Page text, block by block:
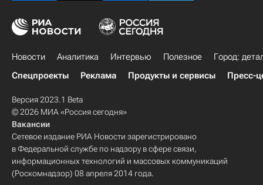
Новости Аналитика Интервью Полезное
Город:
Спецпроекты
Реклама Продукты и сервисы Пресс-
Версия 2023.1 Beta
© 2026 МИА «Россия сегодня»
Вакансии
Сетевое издание РИА Новости зарегистрировано
в Федеральной службе по надзору в сфере связи,
информационных технологий и массовых коммуникаций
(Роскомнадзор) 08 апреля 2014 года.